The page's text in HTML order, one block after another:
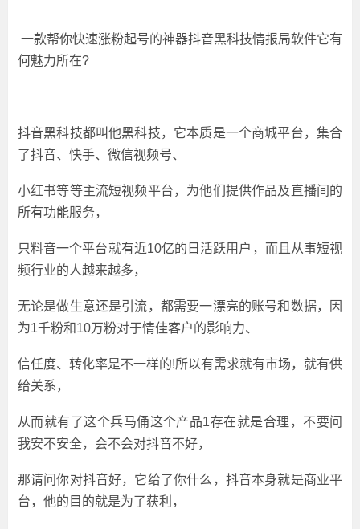
一款帮你快速涨粉起号的神器抖音黑科技情报局软件它有
何魅力所在?
抖音黑科技都叫他黑科技，它本质是一个商城平台，集合
了抖音、快手、微信视频号、
小红书等等主流短视频平台，为他们提供作品及直播间的
所有功能服务，
只料音一个平台就有近10亿的日活跃用户，而且从事短视
频行业的人越来越多，
无论是做生意还是引流，都需要一漂亮的账号和数据，因
为1千粉和10万粉对于情佳客户的影响力、
信任度、转化率是不一样的!所以有需求就有市场，就有供
给关系，
从而就有了这个兵马俑这个产品1存在就是合理，不要问
我安不安全，会不会对抖音不好，
那请问你对抖音好，它给了你什么，抖音本身就是商业平
台，他的目的就是为了获利，